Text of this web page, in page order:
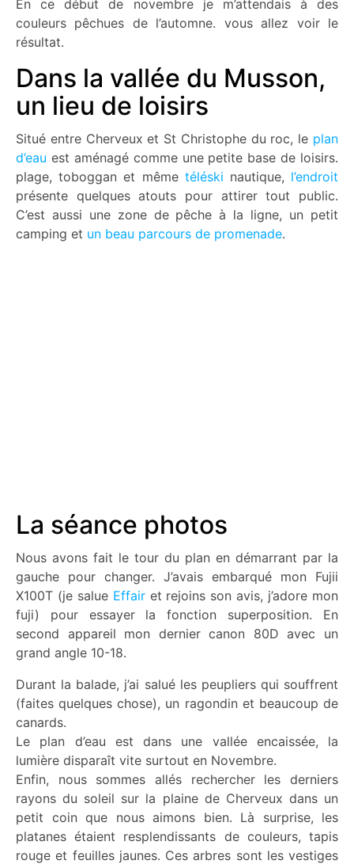
En ce début de novembre je m’attendais à des
couleurs pêchues de l’automne. vous allez voir le
résultat.
Dans la vallée du Musson,
un lieu de loisirs
Situé entre Cherveux et St Christophe du roc, le plan
d’eau est aménagé comme une petite base de loisirs.
plage, toboggan et même téléski nautique, l’endroit
présente quelques atouts pour attirer tout public.
C’est aussi une zone de pêche à la ligne, un petit
camping et un beau parcours de promenade.
La séance photos
Nous avons fait le tour du plan en démarrant par la
gauche pour changer. J’avais embarqué mon Fujii
X100T (je salue Effairet rejoins son avis, j’adore mon
fuji) pour essayer la fonction superposition. En
second appareil mon dernier canon 80D avec un
grand angle 10-18.
Durant la balade, j’ai salué les peupliers qui souffrent
(faites quelques chose), un ragondin et beaucoup de
canards.
Le plan d’eau est dans une vallée encaissée, la
lumière disparaît vite surtout en Novembre.
Enfin, nous sommes allés rechercher les derniers
rayons du soleil sur la plaine de Cherveux dans un
petit coin que nous aimons bien. Là surprise, les
platanes étaient resplendissants de couleurs, tapis
rouge et feuilles jaunes. Ces arbres sont les vestiges